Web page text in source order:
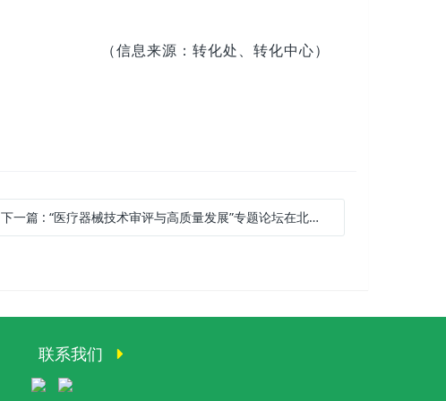
（信息来源：转化处、转化中心）
下一篇 :“医疗器械技术审评与高质量发展”专题论坛在北京举办
联系我们